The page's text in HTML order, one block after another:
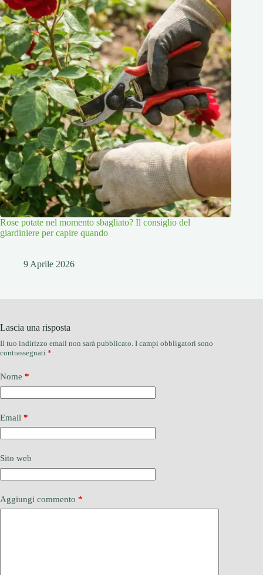
Rose potate nel momento sbagliato? Il consiglio del
giardiniere per capire quando
9 Aprile 2026
Lascia una risposta
Il tuo indirizzo email non sarà pubblicato. I campi obbligatori sono
contrassegnati *
Nome *
Email *
Sito web
Aggiungi commento *